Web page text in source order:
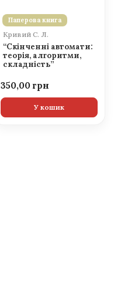
Паперова книга
Кривий С. Л.
“Скінченні автомати:
теорія, алгоритми,
складність”
350,00
У кошик